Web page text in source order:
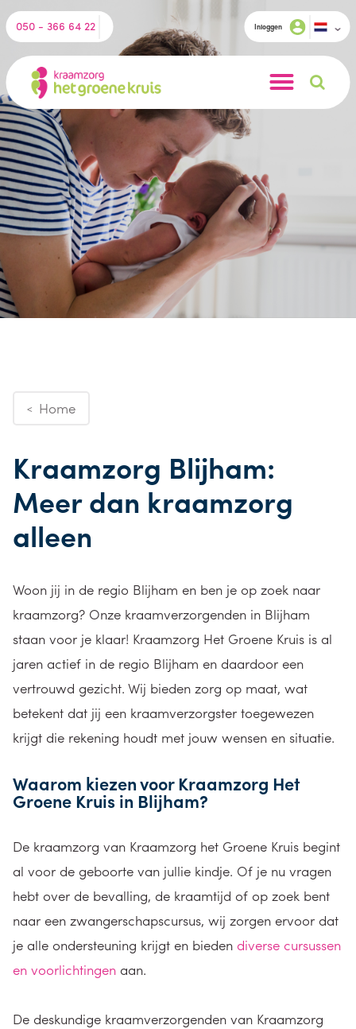
050 - 366 64 22 Inloggen
< Home
Kraamzorg Blijham:
Meer dan kraamzorg
alleen
Woon jij in de regio Blijham en ben je op zoek naar
kraamzorg? Onze kraamverzorgenden in Blijham
staan voor je klaar! Kraamzorg Het Groene Kruis is al
jaren actief in de regio Blijham en daardoor een
vertrouwd gezicht. Wij bieden zorg op maat, wat
betekent dat jij een kraamverzorgster toegewezen
krijgt die rekening houdt met jouw wensen en situatie.
Waarom kiezen voor Kraamzorg Het
Groene Kruis in Blijham?
De kraamzorg van Kraamzorg het Groene Kruis begint
al voor de geboorte van jullie kindje. Of je nu vragen
hebt over de bevalling, de kraamtijd of op zoek bent
naar een zwangerschapscursus, wij zorgen ervoor dat
je alle ondersteuning krijgt en bieden diverse cursussen
en voorlichtingen aan.
De deskundige kraamverzorgenden van Kraamzorg